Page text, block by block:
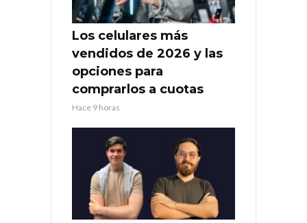
Los celulares más
vendidos de 2026 y las
opciones para
comprarlos a cuotas
Hace 9 horas